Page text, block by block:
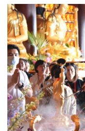
八
点
僧
音
高
僧
访
谈